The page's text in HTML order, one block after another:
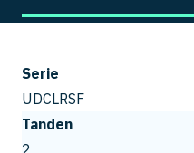
Serie
UDCLRSF
Tanden
2